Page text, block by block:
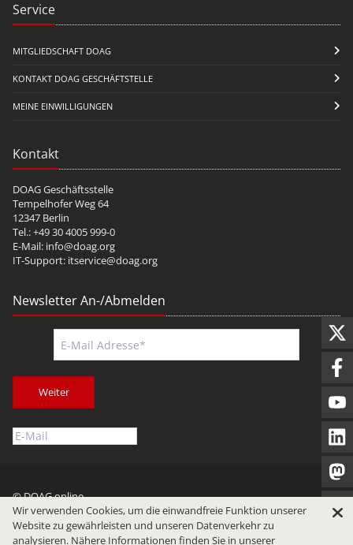
Service
MITGLIEDSCHAFT DOAG
KONTAKT DOAG GESCHÄFTSTELLE
MEINE EINWILLIGUNGEN
Kontakt
DOAG Geschäftsstelle
Tempelhofer Weg 64
12347 Berlin
Tel.: +49 30 4005 999-0
E-Mail: info@doag.org
IT-Support: itservice@doag.org
Newsletter An-/Abmelden
Weiter
© DOAG online
Impressum
Datenschutz Nutzungsbedingungen
Wir verwenden Cookies, um die einwandfreie Funktion unserer
Website zu gewährleisten und unseren Datenverkehr zu
analysieren. Nähere Informationen finden Sie in unserer